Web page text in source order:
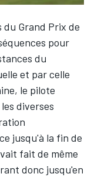
du Grand Prix de
pour
du
et par celle
le pilote
diverses
jusqu'à la fin de
fait de même
donc jusqu'en